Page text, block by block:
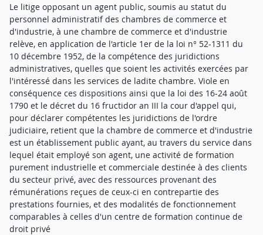
Le litige opposant un agent public, soumis au statut du
personnel administratif des chambres de commerce et
d'industrie, à une chambre de commerce et d'industrie
relève, en application de l'article 1er de la loi n° 52-1311 du
10 décembre 1952, de la compétence des juridictions
administratives, quelles que soient les activités exercées par
l'intéressé dans les services de ladite chambre. Viole en
conséquence ces dispositions ainsi que la loi des 16-24 août
1790 et le décret du 16 fructidor an III la cour d'appel qui,
pour déclarer compétentes les juridictions de l'ordre
judiciaire, retient que la chambre de commerce et d'industrie
est un établissement public ayant, au travers du service dans
lequel était employé son agent, une activité de formation
purement industrielle et commerciale destinée à des clients
du secteur privé, avec des ressources provenant des
rémunérations reçues de ceux-ci en contrepartie des
prestations fournies, et des modalités de fonctionnement
comparables à celles d'un centre de formation continue de
droit privé